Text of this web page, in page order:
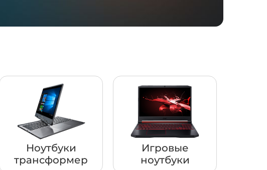
Ноутбуки
трансформер
Игровые
ноутбуки